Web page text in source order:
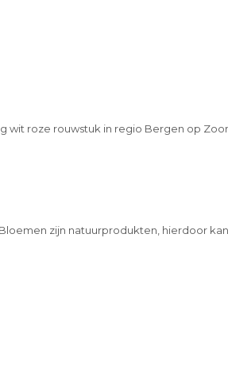
wit roze rouwstuk in regio Bergen op
zijn natuurprodukten, hierdoor